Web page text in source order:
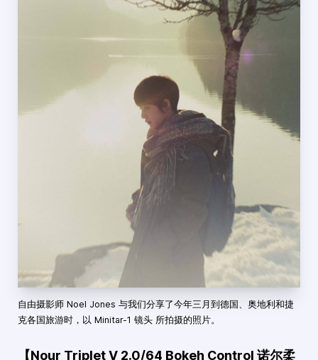
自由摄影师 Noel Jones 与我们分享了今年三月到德国、奥地利和捷
克各国旅游时，以 Minitar-1 镜头 所拍摄的照片。
【Nour Triplet V 2.0/64 Bokeh Control 诺尔柔